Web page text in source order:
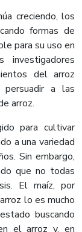
creciendo, los
formas de
para su uso en
del arroz
a las
arroz.
para cultivar
a una variedad
Sin embargo,
que no todas
El maíz, por
lo es mucho
buscando
el arroz y, en